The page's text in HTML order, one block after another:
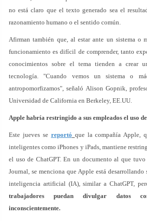
no está claro que el texto generado sea el
razonamiento humano o el sentido común.
Afirman también que, al estar ante un sistema o
funcionamiento es difícil de comprender, tanto
conocimientos sobre el tema tienden a crear
tecnología. "Cuando vemos un sistema o
antropomorfizamos", señaló Alison Gopnik,
Universidad de California en Berkeley, EE.UU.
Apple habría restringido a sus empleados el uso
Este jueves se reportó que la compañía Apple,
inteligentes como iPhones y iPads, mantiene
el uso de ChatGPT. En un documento al que tuvo
Journal, se menciona que Apple está
inteligencia artificial (IA), similar a ChatGPT,
trabajadores puedan divulgar datos
inconscientemente.